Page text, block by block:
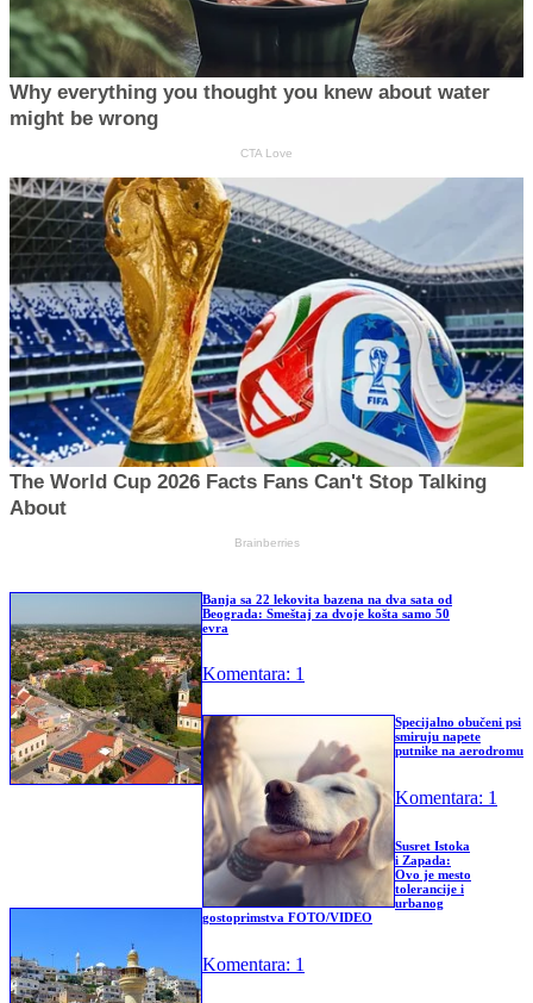
Why everything you thought you knew about water
might be wrong
CTA Love
The World Cup 2026 Facts Fans Can't Stop Talking
About
Brainberries
Banja sa 22 lekovita bazena na dva sata od
Beograda: Smeštaj za dvoje košta samo 50
evra
Komentara: 1
Specijalno obučeni psi
smiruju napete
putnike na aerodromu
Komentara: 1
Susret Istoka
i Zapada:
Ovo je mesto
tolerancije i
urbanog
gostoprimstva FOTO/VIDEO
Komentara: 1